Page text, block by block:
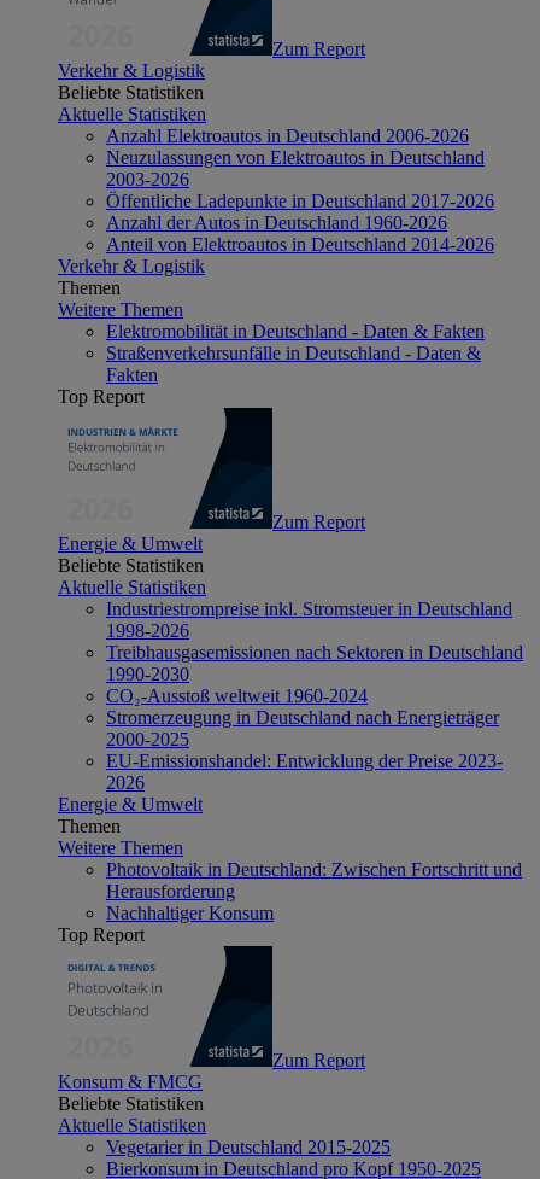
Zum Report
Verkehr & Logistik
Beliebte Statistiken
Aktuelle Statistiken
Anzahl Elektroautos in Deutschland 2006-2026
Neuzulassungen von Elektroautos in Deutschland
2003-2026
Öffentliche Ladepunkte in Deutschland 2017-2026
Anzahl der Autos in Deutschland 1960-2026
Anteil von Elektroautos in Deutschland 2014-2026
Verkehr & Logistik
Themen
Weitere Themen
Elektromobilität in Deutschland - Daten & Fakten
Straßenverkehrsunfälle in Deutschland - Daten &
Fakten
Top Report
Zum Report
Energie & Umwelt
Beliebte Statistiken
Aktuelle Statistiken
Industriestrompreise inkl. Stromsteuer in Deutschland
1998-2026
Treibhausgasemissionen nach Sektoren in Deutschland
1990-2030
CO₂-Ausstoß weltweit 1960-2024
Stromerzeugung in Deutschland nach Energieträger
2000-2025
EU-Emissionshandel: Entwicklung der Preise 2023-
2026
Energie & Umwelt
Themen
Weitere Themen
Photovoltaik in Deutschland: Zwischen Fortschritt und
Herausforderung
Nachhaltiger Konsum
Top Report
Zum Report
Konsum & FMCG
Beliebte Statistiken
Aktuelle Statistiken
Vegetarier in Deutschland 2015-2025
Bierkonsum in Deutschland pro Kopf 1950-2025